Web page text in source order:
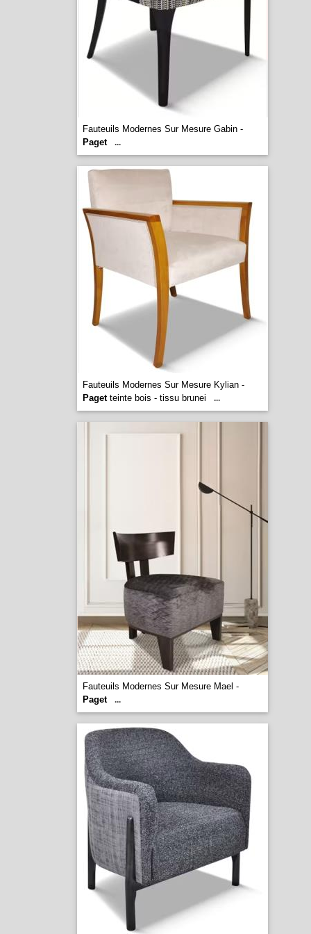
Fauteuils Modernes Sur Mesure Gabin -
Paget
...
Fauteuils Modernes Sur Mesure Kylian -
Pagetteinte bois - tissu brunei ...
Fauteuils Modernes Sur Mesure Mael -
Paget
...